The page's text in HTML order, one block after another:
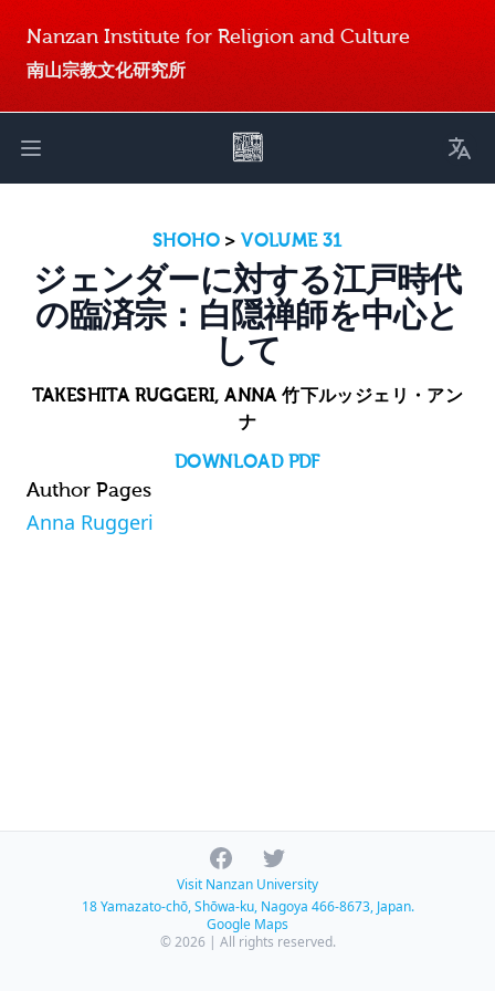
Nanzan Institute for Religion and Culture
南山宗教文化研究所
Open main menu
SHOHO >VOLUME 31
ジェンダーに対する江戸時代
の臨済宗：白隠禅師を中心と
して
TAKESHITA RUGGERI, ANNA 竹下ルッジェリ・アン
ナ
DOWNLOAD PDF
Author Pages
Anna Ruggeri
FacebookTwitter
Visit Nanzan University
18 Yamazato-chō, Shōwa-ku, Nagoya 466-8673, Japan.
Google Maps
© 2026 | All rights reserved.